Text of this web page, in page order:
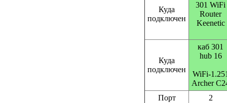
Куда
подключен
301 WiFi
Router
Keenetic
Куда
подключен
каб 301
hub 16
WiFi-
Archer
Порт
2